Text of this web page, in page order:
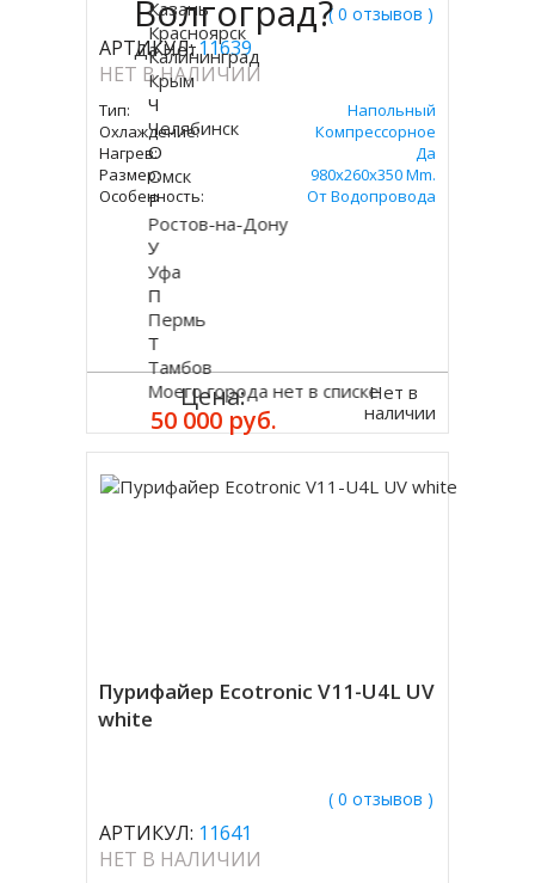
( 0 отзывов )
АРТИКУЛ:11639
НЕТ В НАЛИЧИИ
Тип:
Напольный
Охлаждение:
Компрессорное
Нагрев:
Да
Размер:
980x260x350 Mm.
Особенность:
От Водопровода
Цена:
50 000 руб.
Нет в
наличии
Пурифайер Ecotronic V11-U4L UV
white
( 0 отзывов )
АРТИКУЛ: 11641
НЕТ В НАЛИЧИИ
Волгоград?
Да Нет
Казань
Красноярск
Калининград
Крым
Ч
Челябинск
О
Омск
Р
Ростов-на-Дону
У
Уфа
П
Пермь
Т
Тамбов
Моего города нет в списке